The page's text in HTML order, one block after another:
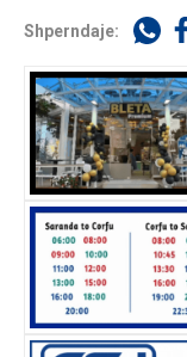
Shperndaje: